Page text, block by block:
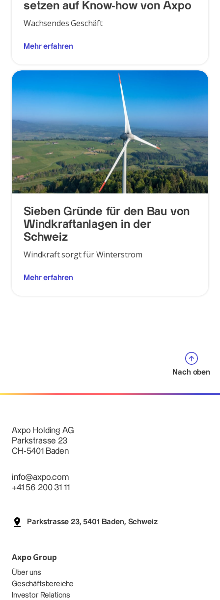
setzen auf Know-how von Axpo
Wachsendes Geschäft
Mehr erfahren
Sieben Gründe für den Bau von
Windkraftanlagen in der
Schweiz
Windkraft sorgt für Winterstrom
Mehr erfahren
Nach oben
Axpo Holding AG
Parkstrasse 23
CH-5401 Baden
info@axpo.com
+41 56 200 31 11
Parkstrasse 23, 5401 Baden, Schweiz
Axpo Group
Über uns
Geschäftsbereiche
Investor Relations